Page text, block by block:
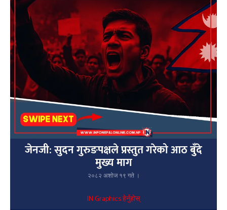
जेनजी: सुदन गुरुङपक्षले प्रस्तुत गरेको आठ बुँदे
मुख्य माग
२०८२ अशोज १९ गते ।
IN Graphics हेर्नुहोस्